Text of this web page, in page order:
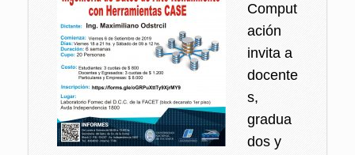
Comput
ación
invita a
docente
s,
gradua
dos y